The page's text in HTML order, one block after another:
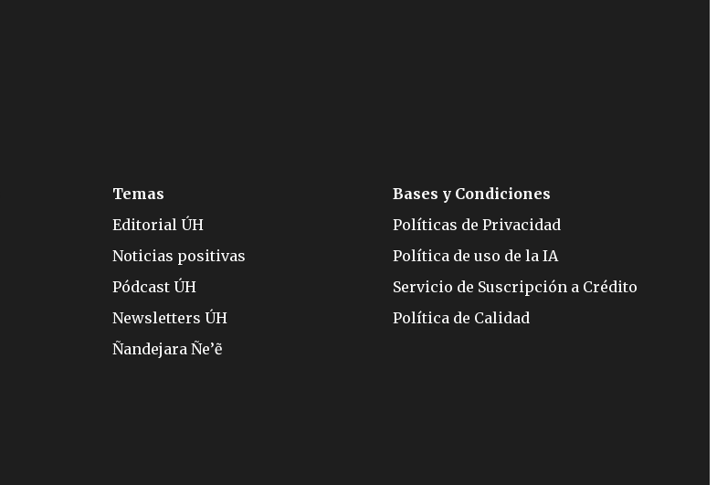
Temas
Editorial ÚH
Noticias positivas
Pódcast ÚH
Newsletters ÚH
Ñandejara Ñe’ẽ
Bases y Condiciones
Políticas de Privacidad
Política de uso de la IA
Servicio de Suscripción a Crédito
Política de Calidad